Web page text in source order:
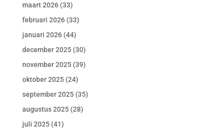
maart 2026(33)
februari 2026(33)
januari 2026(44)
december 2025(30)
november 2025(39)
oktober 2025(24)
september 2025(35)
augustus 2025(28)
juli 2025(41)